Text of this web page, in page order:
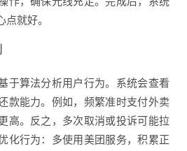
就好。
于算法分析用户行为。系统会查看
款能力。例如，频繁准时支付外卖
高。反之，多次取消或投诉可能拉
化行为：多使用美团服务，积累正